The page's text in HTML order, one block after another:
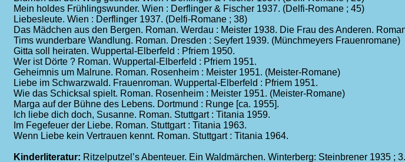
Mein holdes Frühlingswunder. Wien : Derflinger & Fischer 1937. (Delfi-Romane ; 45)
Liebesleute. Wien : Derflinger 1937. (Delfi-Romane ; 38)
Das Mädchen aus den Bergen. Roman. Werdau : Meister 1938. Die Frau des Anderen.
Tims wunderbare Wandlung. Roman. Dresden : Seyfert 1939. (Münchmeyers Frauenromane)
Gitta soll heiraten. Wuppertal-Elberfeld : Pfriem 1950.
Wer ist Dörte ? Roman. Wuppertal-Elberfeld : Pfriem 1951.
Geheimnis um Malrune. Roman. Rosenheim : Meister 1951. (Meister-Romane)
Liebe im Schwarzwald. Frauenroman. Wuppertal-Elberfeld : Pfriem 1951.
Wie das Schicksal spielt. Roman. Rosenheim : Meister 1951. (Meister-Romane)
Marga auf der Bühne des Lebens. Dortmund : Runge [ca. 1955].
Ich liebe dich doch, Susanne. Roman. Stuttgart : Titania 1959.
Im Fegefeuer der Liebe. Roman. Stuttgart : Titania 1963.
Wenn Liebe kein Vertrauen kennt. Roman. Stuttgart : Titania 1964.
Kinderliteratur: Ritzelputzel’s Abenteuer. Ein Waldmärchen. Winterberg: Steinbrener 1935 ;